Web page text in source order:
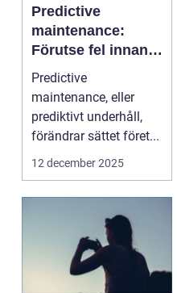
Predictive
maintenance:
Förutse fel innan
de uppstår med
hjälp av sensorer
Predictive
maintenance, eller
prediktivt underhåll,
förändrar sättet föret...
12 december 2025